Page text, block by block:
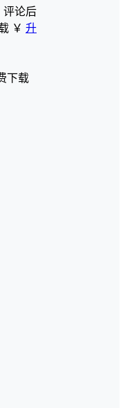
评论后
￥ 升
下载